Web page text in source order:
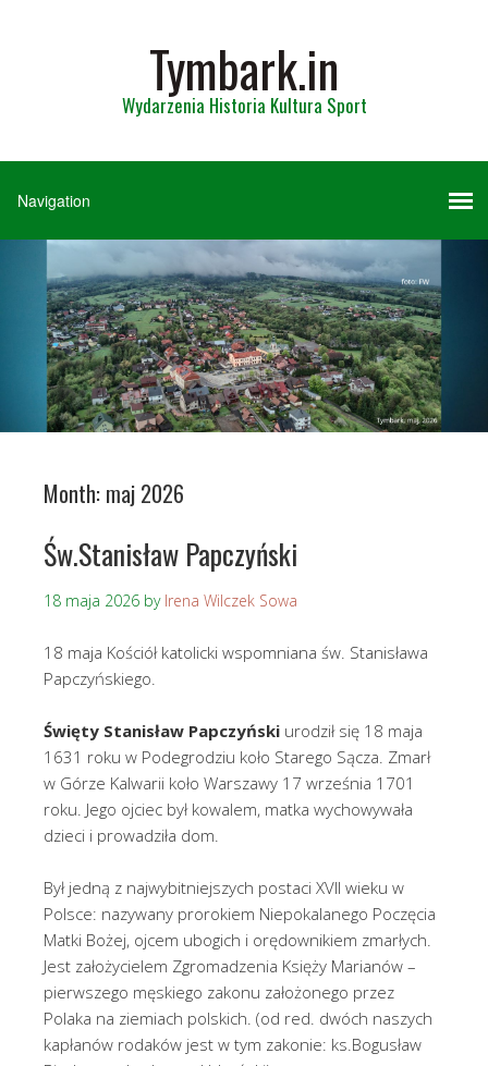
Tymbark.in
Wydarzenia Historia Kultura Sport
Month: maj 2026
Św.Stanisław Papczyński
18 maja 2026 by Irena Wilczek Sowa
18 maja Kościół katolicki wspomniana św. Stanisława
Papczyńskiego.
Święty Stanisław Papczyński urodził się 18 maja
1631 roku w Podegrodziu koło Starego Sącza. Zmarł
w Górze Kalwarii koło Warszawy 17 września 1701
roku. Jego ojciec był kowalem, matka wychowywała
dzieci i prowadziła dom.
Był jedną z najwybitniejszych postaci XVII wieku w
Polsce: nazywany prorokiem Niepokalanego Poczęcia
Matki Bożej, ojcem ubogich i orędownikiem zmarłych.
Jest założycielem Zgromadzenia Księży Marianów –
pierwszego męskiego zakonu założonego przez
Polaka na ziemiach polskich. (od red. dwóch naszych
kapłanów rodaków jest w tym zakonie: ks.Bogusław